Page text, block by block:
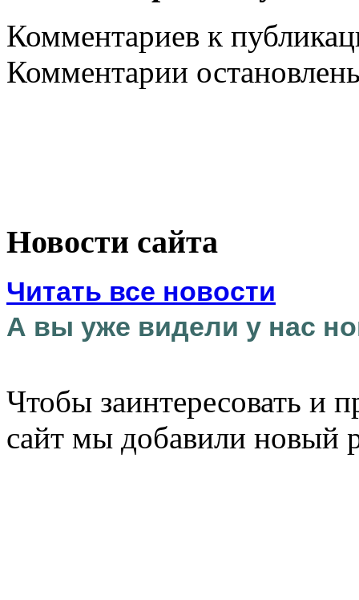
Комментариев к
Комментарии
Новости сайта
Читать все новости
А вы уже видели у нас
Чтобы заинтересовать и
сайт мы добавили новый